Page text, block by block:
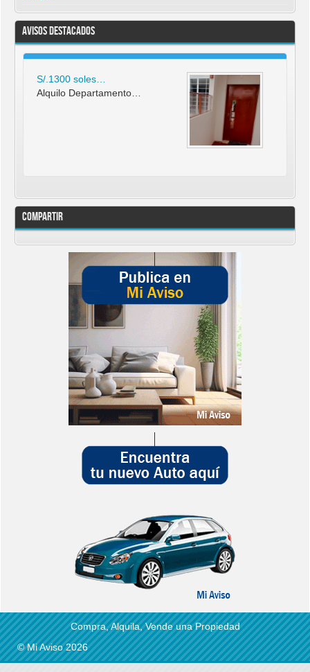
Avisos Destacados
S/.1300 soles…
Alquilo Departamento…
Compartir
Compra, Alquila, Vende una Propiedad
© Mi Aviso 2026